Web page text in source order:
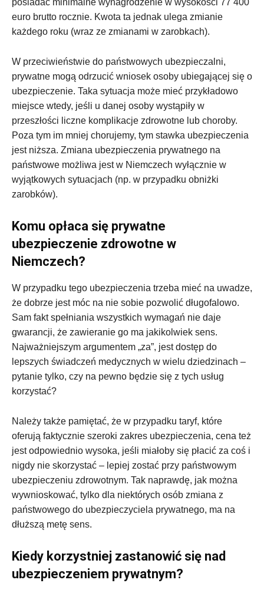
posiadać minimalne wynagrodzenie w wysokości 77 400
euro brutto rocznie. Kwota ta jednak ulega zmianie
każdego roku (wraz ze zmianami w zarobkach).
W przeciwieństwie do państwowych ubezpieczalni,
prywatne mogą odrzucić wniosek osoby ubiegającej się o
ubezpieczenie. Taka sytuacja może mieć przykładowo
miejsce wtedy, jeśli u danej osoby wystąpiły w
przeszłości liczne komplikacje zdrowotne lub choroby.
Poza tym im mniej chorujemy, tym stawka ubezpieczenia
jest niższa. Zmiana ubezpieczenia prywatnego na
państwowe możliwa jest w Niemczech wyłącznie w
wyjątkowych sytuacjach (np. w przypadku obniżki
zarobków).
Komu opłaca się prywatne
ubezpieczenie zdrowotne w
Niemczech?
W przypadku tego ubezpieczenia trzeba mieć na uwadze,
że dobrze jest móc na nie sobie pozwolić długofalowo.
Sam fakt spełniania wszystkich wymagań nie daje
gwarancji, że zawieranie go ma jakikolwiek sens.
Najważniejszym argumentem „za”, jest dostęp do
lepszych świadczeń medycznych w wielu dziedzinach –
pytanie tylko, czy na pewno będzie się z tych usług
korzystać?
Należy także pamiętać, że w przypadku taryf, które
oferują faktycznie szeroki zakres ubezpieczenia, cena też
jest odpowiednio wysoka, jeśli miałoby się płacić za coś i
nigdy nie skorzystać – lepiej zostać przy państwowym
ubezpieczeniu zdrowotnym. Tak naprawdę, jak można
wywnioskować, tylko dla niektórych osób zmiana z
państwowego do ubezpieczyciela prywatnego, ma na
dłuższą metę sens.
Kiedy korzystniej zastanowić się nad
ubezpieczeniem prywatnym?